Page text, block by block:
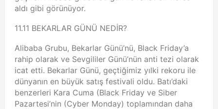
aldı gibi görünüyor.
11.11 BEKARLAR GÜNÜ NEDİR?
Alibaba Grubu, Bekarlar Günü’nü, Black Friday’a
rahip olarak ve Sevgililer Günü’nün anti tezi olarak
icat etti. Bekarlar Günü, geçtiğimiz yılki rekoru ile
dünyanın en büyük satış festivali oldu. Batı’daki
benzerleri Kara Cuma (Black Friday ve Siber
Pazartesi’nin (Cyber Monday) toplamından daha